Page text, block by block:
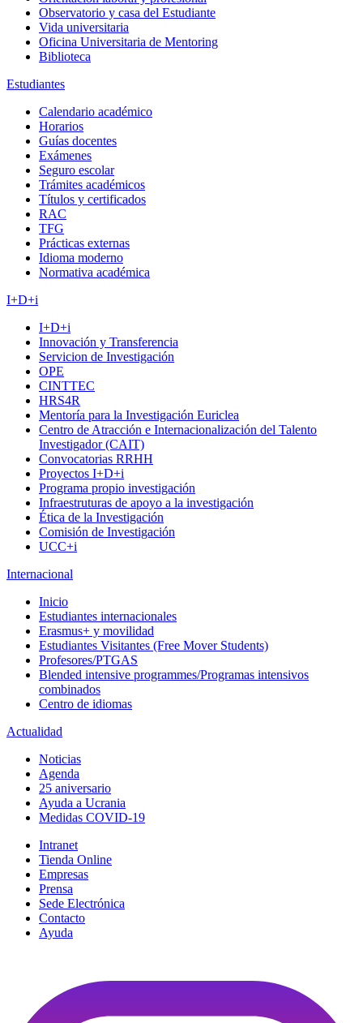
Observatorio y casa del Estudiante
Vida universitaria
Oficina Universitaria de Mentoring
Biblioteca
Estudiantes
Calendario académico
Horarios
Guías docentes
Exámenes
Seguro escolar
Trámites académicos
Títulos y certificados
RAC
TFG
Prácticas externas
Idioma moderno
Normativa académica
I+D+i
I+D+i
Innovación y Transferencia
Servicion de Investigación
OPE
CINTTEC
HRS4R
Mentoría para la Investigación Euriclea
Centro de Atracción e Internacionalización del Talento
Investigador (CAIT)
Convocatorias RRHH
Proyectos I+D+i
Programa propio investigación
Infraestruturas de apoyo a la investigación
Ética de la Investigación
Comisión de Investigación
UCC+i
Internacional
Inicio
Estudiantes internacionales
Erasmus+ y movilidad
Estudiantes Visitantes (Free Mover Students)
Profesores/PTGAS
Blended intensive programmes/Programas intensivos
combinados
Centro de idiomas
Actualidad
Noticias
Agenda
25 aniversario
Ayuda a Ucrania
Medidas COVID-19
Intranet
Tienda Online
Empresas
Prensa
Sede Electrónica
Contacto
Ayuda